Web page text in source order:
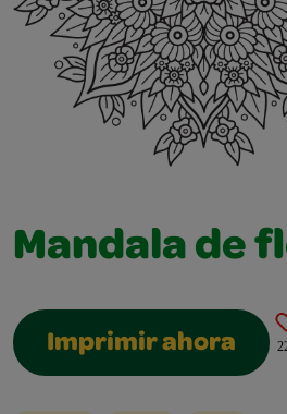
Mandala de
Imprimir ahora